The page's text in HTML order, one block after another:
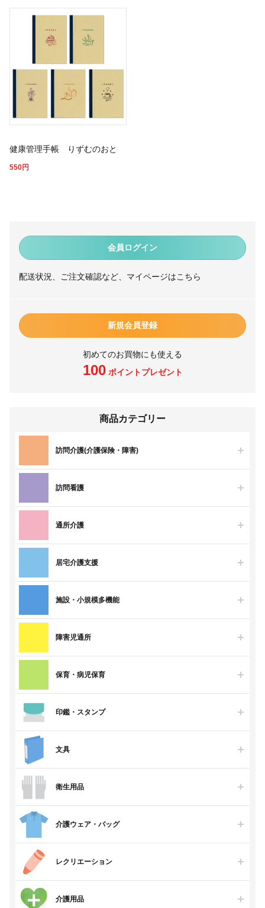
会員ログイン
配送状況、ご注文確認など、マイページはこちら
新規会員登録
初めてのお買物にも使える
100ポイントプレゼント
商品カテゴリー
訪問介護(介護保険・障害)
訪問看護
通所介護
居宅介護支援
施設・小規模多機能
障害児通所
保育・病児保育
印鑑・スタンプ
文具
衛生用品
介護ウェア・バッグ
レクリエーション
介護用品
健康管理手帳 りずむのおと
550円